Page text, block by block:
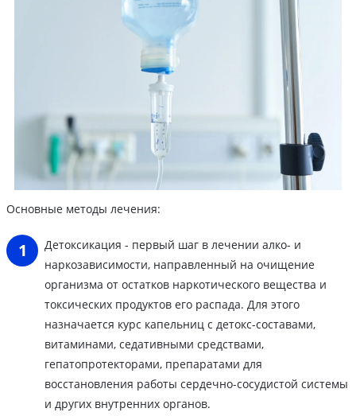
Основные методы лечения:
Детоксикация - первый шаг в лечении алко- и
наркозависимости, направленный на очищение
организма от остатков наркотического вещества и
токсических продуктов его распада. Для этого
назначается курс капельниц с детокс-составами,
витаминами, седативными средствами,
гепатопротекторами, препаратами для
восстановления работы сердечно-сосудистой системы
и других внутренних органов.